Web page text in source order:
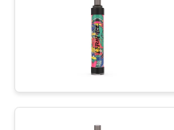
FORDERN
ZITAT